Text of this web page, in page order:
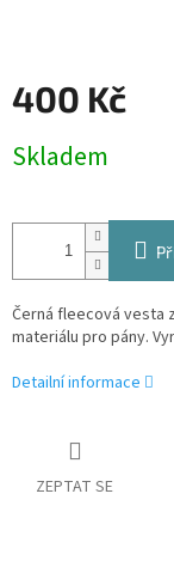
400 Kč
cena:
Skladem
Černá fleecová vesta
materiálu pro pány.
Detailní informace
ZEPTAT SE